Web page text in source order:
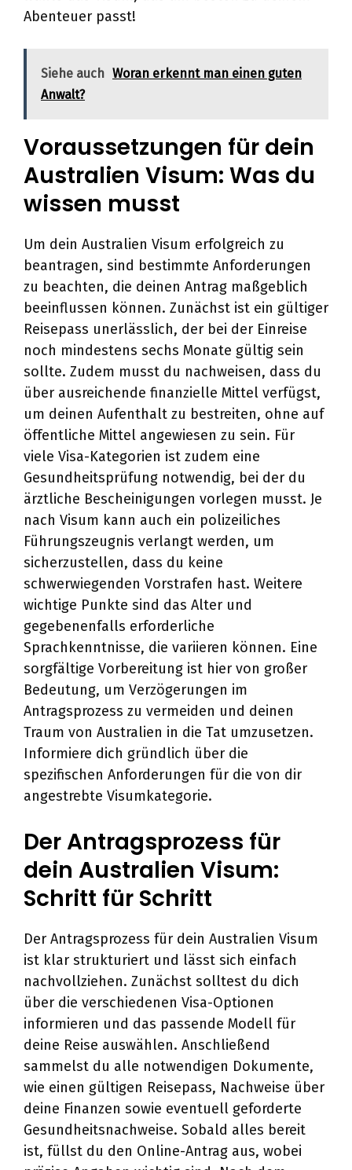
Abenteuer passt!
Siehe auch Woran erkennt man einen guten
Anwalt?
Voraussetzungen für dein
Australien Visum: Was du
wissen musst
Um dein Australien Visum erfolgreich zu
beantragen, sind bestimmte Anforderungen
zu beachten, die deinen Antrag maßgeblich
beeinflussen können. Zunächst ist ein gültiger
Reisepass unerlässlich, der bei der Einreise
noch mindestens sechs Monate gültig sein
sollte. Zudem musst du nachweisen, dass du
über ausreichende finanzielle Mittel verfügst,
um deinen Aufenthalt zu bestreiten, ohne auf
öffentliche Mittel angewiesen zu sein. Für
viele Visa-Kategorien ist zudem eine
Gesundheitsprüfung notwendig, bei der du
ärztliche Bescheinigungen vorlegen musst. Je
nach Visum kann auch ein polizeiliches
Führungszeugnis verlangt werden, um
sicherzustellen, dass du keine
schwerwiegenden Vorstrafen hast. Weitere
wichtige Punkte sind das Alter und
gegebenenfalls erforderliche
Sprachkenntnisse, die variieren können. Eine
sorgfältige Vorbereitung ist hier von großer
Bedeutung, um Verzögerungen im
Antragsprozess zu vermeiden und deinen
Traum von Australien in die Tat umzusetzen.
Informiere dich gründlich über die
spezifischen Anforderungen für die von dir
angestrebte Visumkategorie.
Der Antragsprozess für
dein Australien Visum:
Schritt für Schritt
Der Antragsprozess für dein Australien Visum
ist klar strukturiert und lässt sich einfach
nachvollziehen. Zunächst solltest du dich
über die verschiedenen Visa-Optionen
informieren und das passende Modell für
deine Reise auswählen. Anschließend
sammelst du alle notwendigen Dokumente,
wie einen gültigen Reisepass, Nachweise über
deine Finanzen sowie eventuell geforderte
Gesundheitsnachweise. Sobald alles bereit
ist, füllst du den Online-Antrag aus, wobei